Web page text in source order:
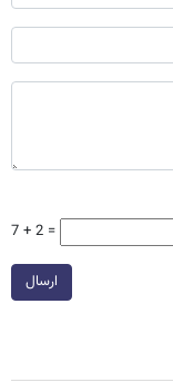
7 + 2 =
ارسال